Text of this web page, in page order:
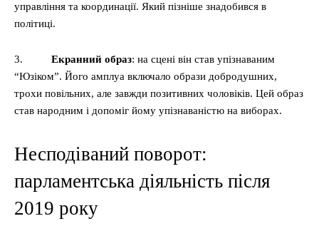
управління та координації. Який пізніше знадобився в
політиці.
3. Екранний образ: на сцені він став упізнаваним
“Юзіком”. Його амплуа включало образи добродушних,
трохи повільних, але завжди позитивних чоловіків. Цей образ
став народним і допоміг йому упізнаваністю на виборах.
Hесподіваний поворот:
парламентська діяльність після
2019 року